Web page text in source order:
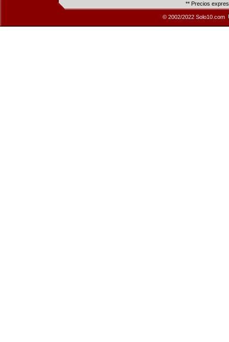
** Precios
© 2002/2022 Solo10.com